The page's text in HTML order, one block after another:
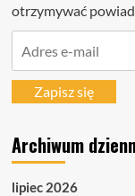
otrzymywać
mailZapisz się
Archiwum
lipiec 2026